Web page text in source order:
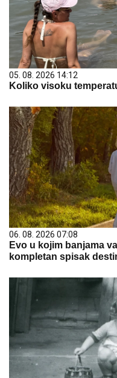
05. 08. 2026 14:12
Koliko visoku
06. 08. 2026 07:08
Evo u kojim banjama
kompletan spisak